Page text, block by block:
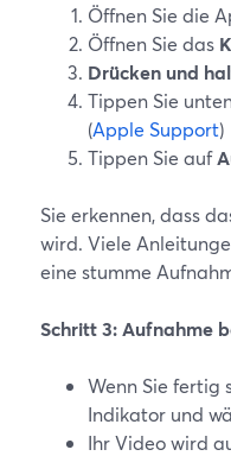
Öffnen Sie die
Öffnen Sie das
Drücken und
Tippen Sie
(Apple Support)
Tippen Sie auf
Sie erkennen, dass
wird. Viele
eine stumme
Schritt 3: Aufnahme
Wenn Sie fertig
Indikator und
Ihr Video wird